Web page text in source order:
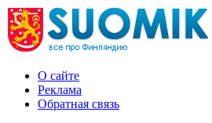
О сайте
Реклама
Обратная связь